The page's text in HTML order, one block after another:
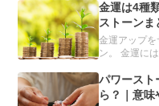
手、それぞ
金運は4種
ストーンま
金運アップ
ン。 金運には4種類あることをご存じですか？ 今回、誰
を、目的別に
人は必読です
パワースト
ら？｜意